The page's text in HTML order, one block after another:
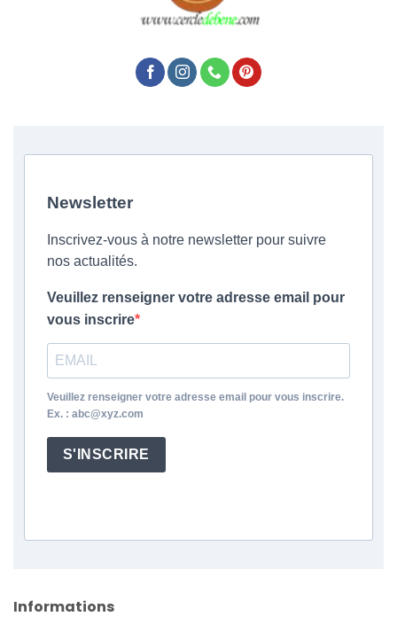
Informations
Newsletter
Inscrivez-vous à notre newsletter pour suivre
nos actualités.
Veuillez renseigner votre adresse email pour
vous inscrire
Veuillez renseigner votre adresse email pour vous inscrire.
Ex. : abc@xyz.com
S'INSCRIRE